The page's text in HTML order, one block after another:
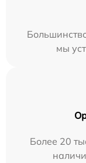
мы
Более 20